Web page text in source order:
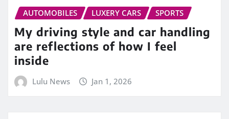
AUTOMOBILES LUXERY CARS SPORTS
My driving style and car handling
are reflections of how I feel
inside
Lulu News Jan 1, 2026